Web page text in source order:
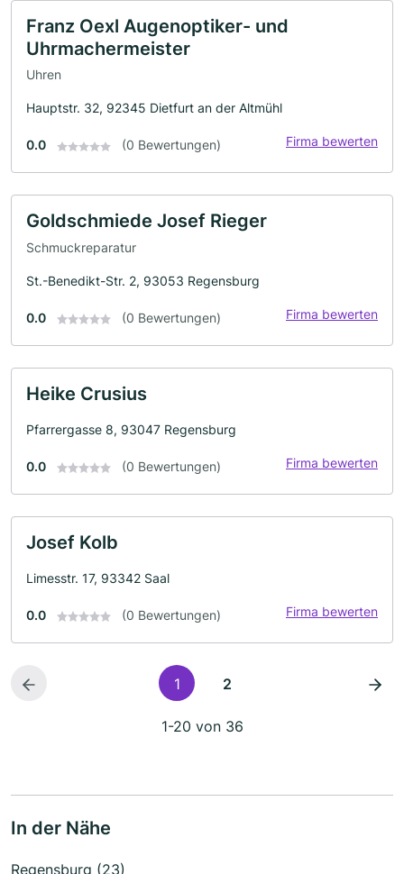
Franz Oexl Augenoptiker- und
Uhrmachermeister
Uhren
Hauptstr. 32, 92345 Dietfurt an der Altmühl
0.0 (0 Bewertungen) Firma bewerten
Goldschmiede Josef Rieger
Schmuckreparatur
St.-Benedikt-Str. 2, 93053 Regensburg
0.0 (0 Bewertungen) Firma bewerten
Heike Crusius
Pfarrergasse 8, 93047 Regensburg
0.0 (0 Bewertungen) Firma bewerten
Josef Kolb
Limesstr. 17, 93342 Saal
0.0 (0 Bewertungen) Firma bewerten
1 2
1-20 von 36
In der Nähe
Regensburg (23)